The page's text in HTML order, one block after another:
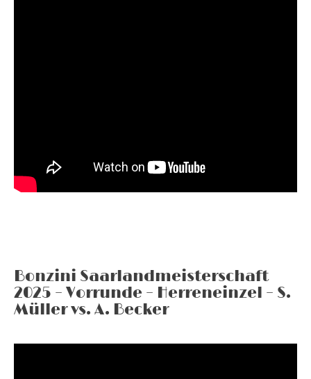
Bonzini Saarlandmeisterschaft
2025 – Vorrunde – Herreneinzel – S.
Müller vs. A. Becker